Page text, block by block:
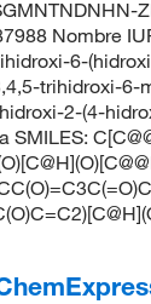
Nombre
6-
trihidroxi-
2-(4-